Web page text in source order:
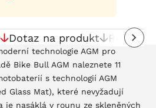
Dotaz na produkt Recenze
technologie AGM pro
Bike Bull AGM naleznete 11
s technologií AGM
Glass Mat), které nevyžadují
je nasáklá v rounu ze skleněných